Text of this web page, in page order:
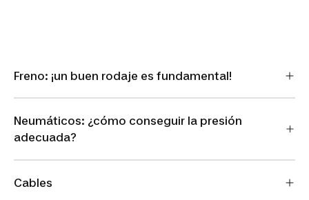
Freno: ¡un buen rodaje es fundamental!
Neumáticos: ¿cómo conseguir la presión
adecuada?
Cables